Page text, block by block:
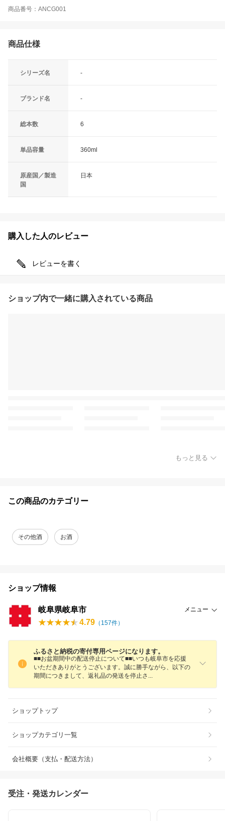
商品番号：ANCG001
商品仕様
シリーズ名 -
ブランド名 -
総本数 6
単品容量 360ml
原産国／製造
国
日本
購入した人のレビュー
レビューを書く
ショップ内で一緒に購入されている商品
もっと見る
この商品のカテゴリー
その他酒 お酒
ショップ情報
岐阜県岐阜市 メニュー
4.79 （ 157件）
ふるさと納税の寄付専用ページになります。
■■お盆期間中の配送停止について■■いつも岐阜市を応援
いただきありがとうございます。誠に勝手ながら、以下の
期間につきまして、返礼品の発送を停止さ
ショップトップ
ショップカテゴリ一覧
会社概要（支払・配送方法）
受注・発送カレンダー